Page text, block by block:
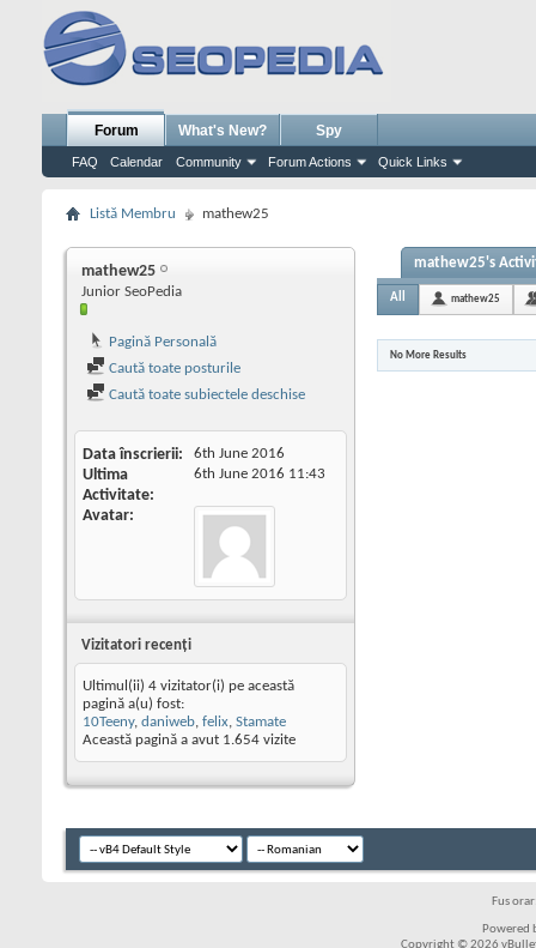
Forum
FAQ Calendar Community Forum Actions Quick Links
What's New? Spy
Listă Membru mathew25
mathew25
Junior SeoPedia
Pagină Personală
Caută toate posturile
Caută toate subiectele deschise
Data înscrierii 6th June 2016
Ultima
Activitate
6th June 2016 11:43
Avatar
Vizitatori recenţi
Ultimul(ii) 4 vizitator(i) pe această
pagină a(u) fost:
10Teeny, daniweb, felix, Stamate
Această pagină a avut 1.654 vizite
mathew25's
All mathew25
No More Results
Fus
Powered
Copyright © 2026